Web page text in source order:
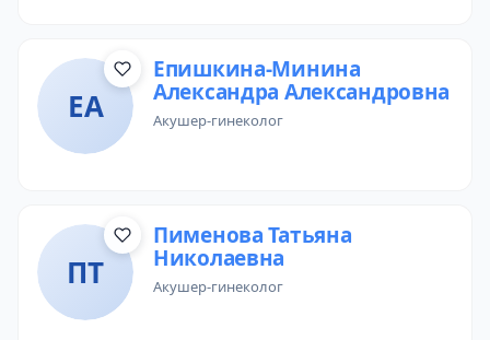
ЕА
Епишкина-Минина
Александра Александровна
акушер-гинеколог
ПТ
Пименова Татьяна
Николаевна
акушер-гинеколог